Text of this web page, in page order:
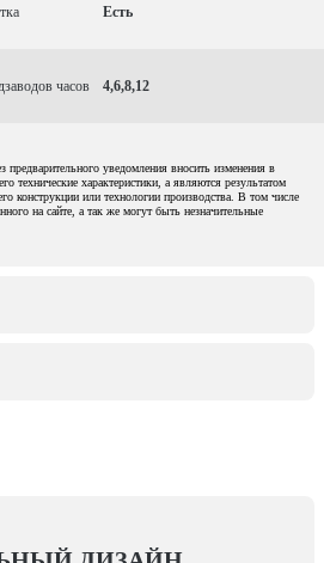
Есть
часов 4,6,8,12
предварительного уведомления вносить изменения в
технические характеристики, а являются результатом
конструкции или технологии производства. В том числе
на сайте, а так же могут быть незначительные